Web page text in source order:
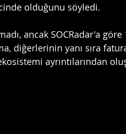
olduğunu söyledi.
ancak SOCRadar'a göre
diğerlerinin yanı sıra
ayrıntılarından